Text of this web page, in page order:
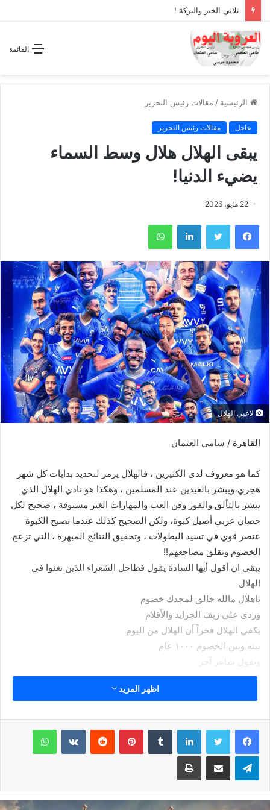
ثلاثي الخير والبركة !
القائمة
الرئيسية / مقالات رئيس التحرير
عاجل مقالات رئيس التحرير
يبقى الهلال هلال وسط السماء
يضيء الدنيا!
22 مايو، 2026
فيسبوك تويتر لينكدإن واتساب
لاعبي الهلال
القاهرة / سامي العثمان
كما هو معروف لدى الكثيرين ، فالهلال يرمز لتحديد بدايات كل شهر
هجري،ويبشر بالعيدين عند المسلمين ، وهكذا هو نادي الهلال الذي
يبشر بالتألق والفوز وفن العب والمهارات الغير مسبوقة ، صحيح لكل
حصان عربي أصيل كبوة، ولكن الصحيح كذلك عندما تصبح الكبوة
عنصر قوي في تسيد البطولات ، وتحقيق النتائج المبهرة ، التي تزعج
الخصوم وتقلق مضاجعهم!!
يبقى ان أقول أيها السادة يقول فطاحل الشعراء الذين تغنوا في
الهلال
ياهلال مالله خالق لمجدك خصوم
وردي على زيف الجرايد والأقلام
يكفي الهلال فخراً أن الهلال من اليوم
بينه وبين الخصوم ١٠٠٠ عام
ويقول شاعر آخر
تفنن ياهلال المجد وغرد بأعذب الألحان
ملايين البشر بلعبك بكل جنون يهوونه
ويقول شاعر آخر والذي اختصر وصف الزعيم ”
إذا لعب الهلال فخبروني
فإن الفن منبعه الهلال
فمن قمصانه خُلق الكمال
اظهر المزيد
لينكدإن بينتيريست واتساب
تيلقرام مشاركة عبر البريد طباعة